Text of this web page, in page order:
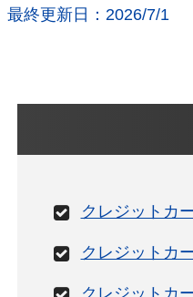
最終更新日：2026/7/1
クレジットカ
クレジットカ
クレジットカ